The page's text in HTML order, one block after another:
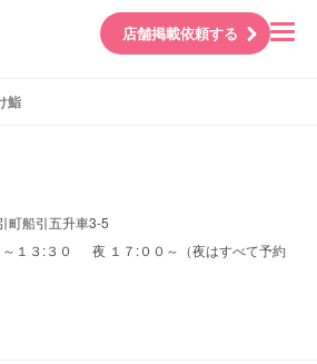
店舗掲載依頼する
鮨
町船引五升車3-5
～１３:３０ 夜 １７:００～（夜はすべて予約